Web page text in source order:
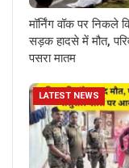
मॉर्निंग वॉक पर निकले
सड़क हादसे में मौत,
पसरा मातम
LATEST NEWS